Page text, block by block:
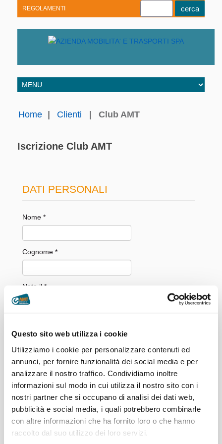
Questo sito web utilizza i cookie
Utilizziamo i cookie per personalizzare contenuti ed
annunci, per fornire funzionalità dei social media e per
analizzare il nostro traffico. Condividiamo inoltre
informazioni sul modo in cui utilizza il nostro sito con i
nostri partner che si occupano di analisi dei dati web,
pubblicità e social media, i quali potrebbero combinarle
con altre informazioni che ha fornito loro o che hanno
raccolto dal suo utilizzo dei loro servizi.
REGOLAMENTI
Home Clienti Club AMT
Iscrizione Club AMT
DATI PERSONALI
Nome *
Cognome *
Nato il *
Email *
Conferma Email *